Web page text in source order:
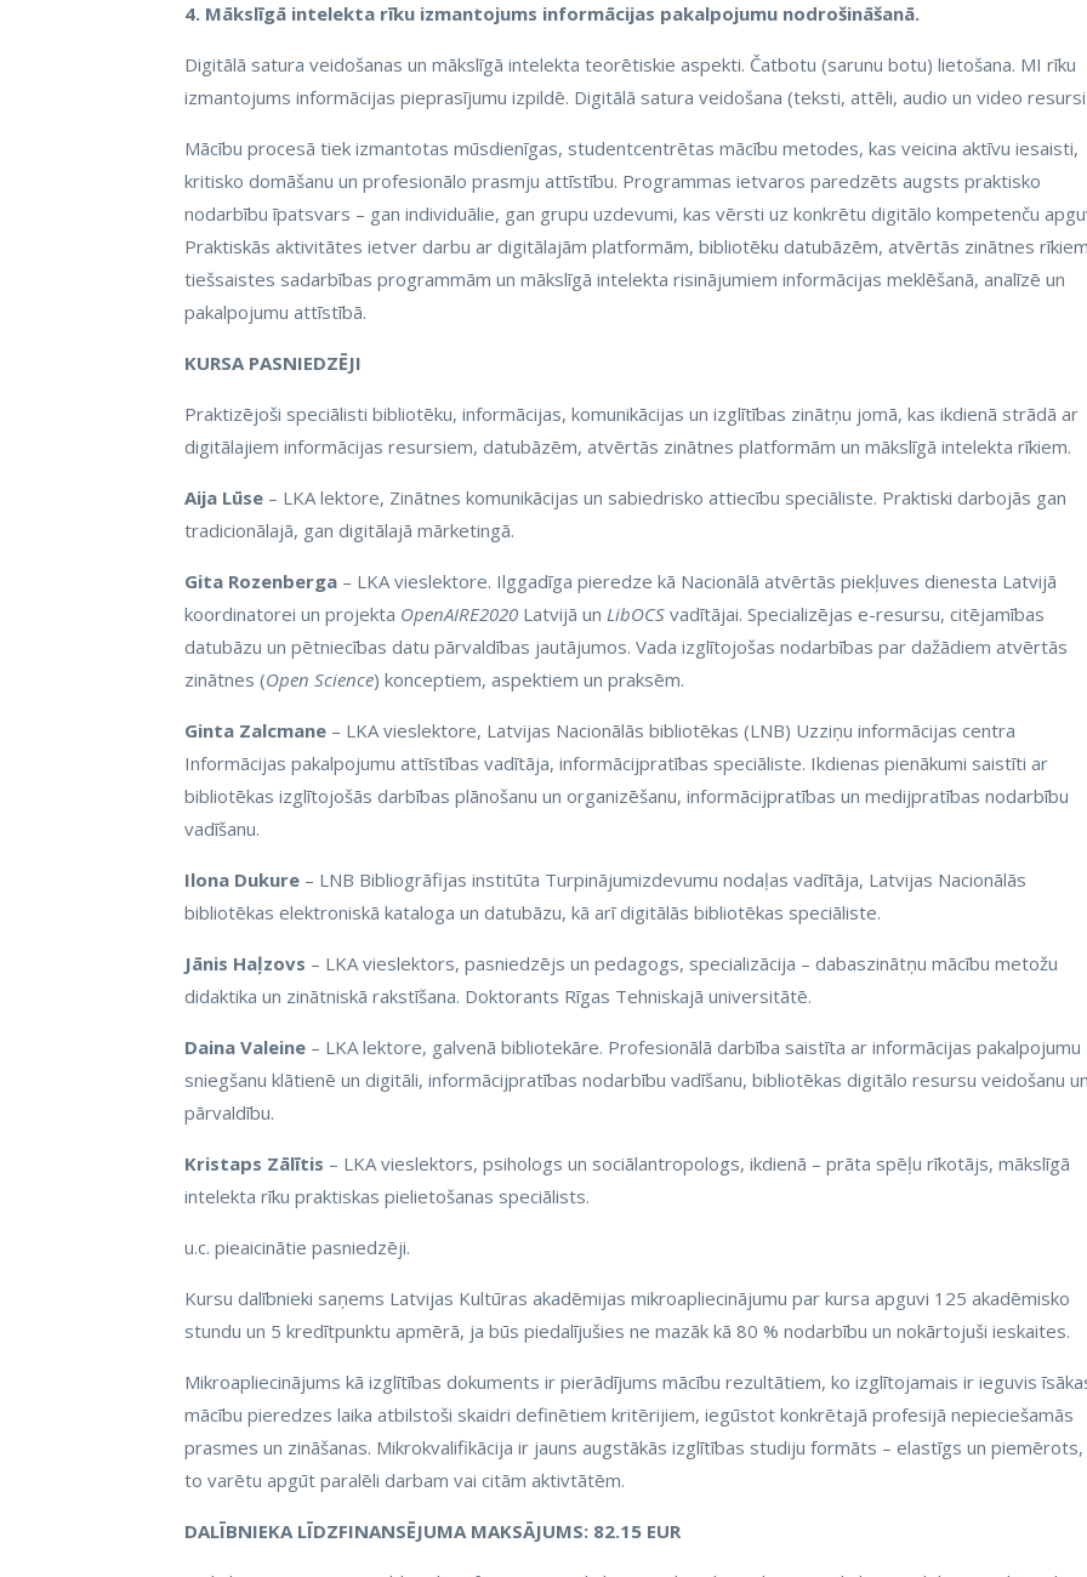
4. Mākslīgā intelekta rīku izmantojums informācijas pakalpojumu nodrošināšanā.
Digitālā satura veidošanas un mākslīgā intelekta teorētiskie aspekti. Čatbotu (sarunu botu) lietošana. MI rīku
izmantojums informācijas pieprasījumu izpildē. Digitālā satura veidošana (teksti, attēli, audio un video
Mācību procesā tiek izmantotas mūsdienīgas, studentcentrētas mācību metodes, kas veicina aktīvu iesaisti,
kritisko domāšanu un profesionālo prasmju attīstību. Programmas ietvaros paredzēts augsts praktisko
nodarbību īpatsvars – gan individuālie, gan grupu uzdevumi, kas vērsti uz konkrētu digitālo kompetenču
Praktiskās aktivitātes ietver darbu ar digitālajām platformām, bibliotēku datubāzēm, atvērtās zinātnes
tiešsaistes sadarbības programmām un mākslīgā intelekta risinājumiem informācijas meklēšanā, analīzē un
pakalpojumu attīstībā.
KURSA PASNIEDZĒJI
Praktizējoši speciālisti bibliotēku, informācijas, komunikācijas un izglītības zinātņu jomā, kas ikdienā strādā ar
digitālajiem informācijas resursiem, datubāzēm, atvērtās zinātnes platformām un mākslīgā intelekta rīkiem.
Aija Lūse – LKA lektore, Zinātnes komunikācijas un sabiedrisko attiecību speciāliste. Praktiski darbojās gan
tradicionālajā, gan digitālajā mārketingā.
Gita Rozenberga – LKA vieslektore. Ilggadīga pieredze kā Nacionālā atvērtās piekļuves dienesta Latvijā
koordinatorei un projekta OpenAIRE2020 Latvijā un LibOCS vadītājai. Specializējas e-resursu, citējamības
datubāzu un pētniecības datu pārvaldības jautājumos. Vada izglītojošas nodarbības par dažādiem atvērtās
zinātnes (Open Science) konceptiem, aspektiem un praksēm.
Ginta Zalcmane – LKA vieslektore, Latvijas Nacionālās bibliotēkas (LNB) Uzziņu informācijas centra
Informācijas pakalpojumu attīstības vadītāja, informācijpratības speciāliste. Ikdienas pienākumi saistīti ar
bibliotēkas izglītojošās darbības plānošanu un organizēšanu, informācijpratības un medijpratības nodarbību
vadīšanu.
Ilona Dukure – LNB Bibliogrāfijas institūta Turpinājumizdevumu nodaļas vadītāja, Latvijas Nacionālās
bibliotēkas elektroniskā kataloga un datubāzu, kā arī digitālās bibliotēkas speciāliste.
Jānis Haļzovs – LKA vieslektors, pasniedzējs un pedagogs, specializācija – dabaszinātņu mācību metožu
didaktika un zinātniskā rakstīšana. Doktorants Rīgas Tehniskajā universitātē.
Daina Valeine – LKA lektore, galvenā bibliotekāre. Profesionālā darbība saistīta ar informācijas pakalpojumu
sniegšanu klātienē un digitāli, informācijpratības nodarbību vadīšanu, bibliotēkas digitālo resursu veidošanu un
pārvaldību.
Kristaps Zālītis – LKA vieslektors, psihologs un sociālantropologs, ikdienā – prāta spēļu rīkotājs, mākslīgā
intelekta rīku praktiskas pielietošanas speciālists.
u.c. pieaicinātie pasniedzēji.
Kursu dalībnieki saņems Latvijas Kultūras akadēmijas mikroapliecinājumu par kursa apguvi 125 akadēmisko
stundu un 5 kredītpunktu apmērā, ja būs piedalījušies ne mazāk kā 80 % nodarbību un nokārtojuši ieskaites.
Mikroapliecinājums kā izglītības dokuments ir pierādījums mācību rezultātiem, ko izglītojamais ir ieguvis
mācību pieredzes laika atbilstoši skaidri definētiem kritērijiem, iegūstot konkrētajā profesijā nepieciešamās
prasmes un zināšanas. Mikrokvalifikācija ir jauns augstākās izglītības studiju formāts – elastīgs un piemērots,
to varētu apgūt paralēli darbam vai citām aktivtātēm.
DALĪBNIEKA LĪDZFINANSĒJUMA MAKSĀJUMS: 82.15 EUR